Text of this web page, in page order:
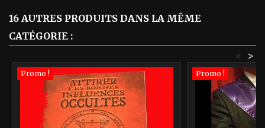
16 AUTRES PRODUITS DANS LA MÊME
CATÉGORIE :
>
<
Promo ! Promo !